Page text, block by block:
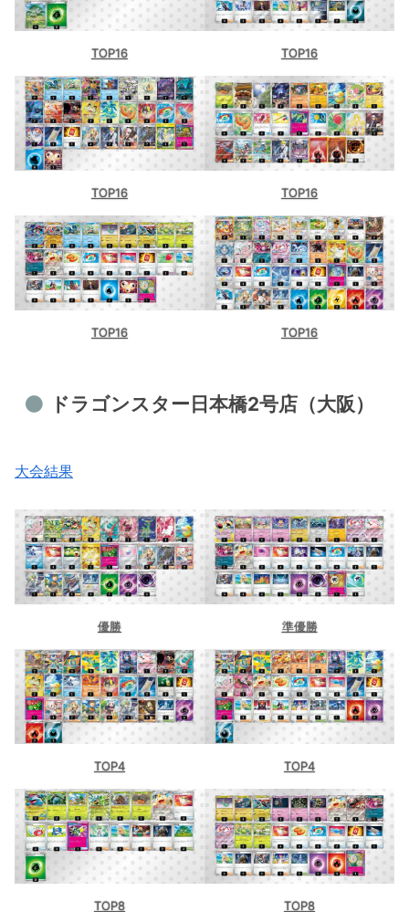
TOP16 TOP16
TOP16 TOP16
TOP16 TOP16
ドラゴンスター日本橋2号店（大阪）
大会結果
優勝 準優勝
TOP4 TOP4
TOP8 TOP8